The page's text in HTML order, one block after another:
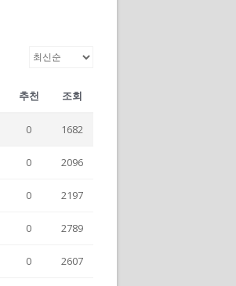
추천 조회
0 1682
0 2096
0 2197
0 2789
0 2607